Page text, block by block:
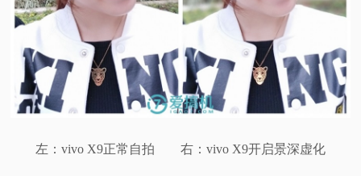
左：vivo X9正常自拍 右：vivo X9开启景深虚化